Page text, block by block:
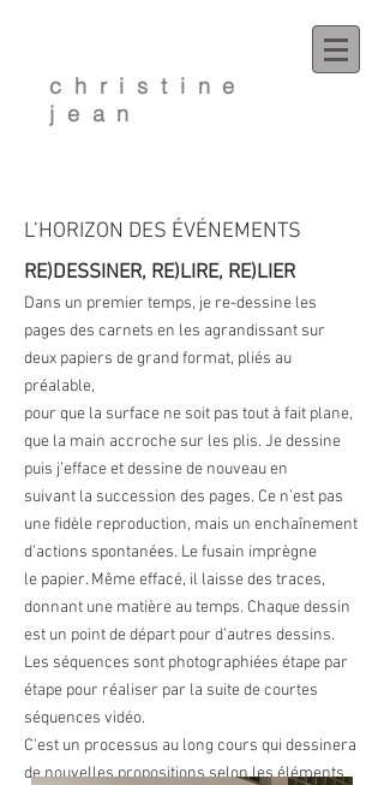
christine
jean
L’HORIZON DES ÉVÉNEMENTS
RE)DESSINER, RE)LIRE, RE)LIER
Dans un premier temps, je re-dessine les
pages des carnets en les agrandissant sur
deux papiers de grand format, pliés au
préalable,
pour que la surface ne soit pas tout à fait plane,
que la main accroche sur les plis. Je dessine
puis j’efface et dessine de nouveau en
suivant la succession des pages. Ce n’est pas
une fidèle reproduction, mais un enchaînement
d’actions spontanées. Le fusain imprègne
le papier. Même effacé, il laisse des traces,
donnant une matière au temps. Chaque dessin
est un point de départ pour d’autres dessins.
Les séquences sont photographiées étape par
étape pour réaliser par la suite de courtes
séquences vidéo.
C'est un processus au long cours qui dessinera
de nouvelles propositions selon les éléments